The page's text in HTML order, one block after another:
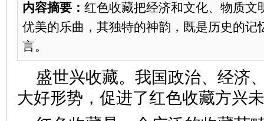
内容摘要： 红色收藏把经济和文化、物质文
优美的乐曲，其独特的神韵，既是历史的记
言。
盛世兴收藏。我国政治、经济
大好形势，促进了红色收藏方兴